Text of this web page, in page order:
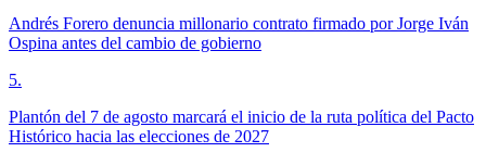
Andrés Forero denuncia millonario contrato firmado por Jorge Iván
Ospina antes del cambio de gobierno
5.
Plantón del 7 de agosto marcará el inicio de la ruta política del Pacto
Histórico hacia las elecciones de 2027